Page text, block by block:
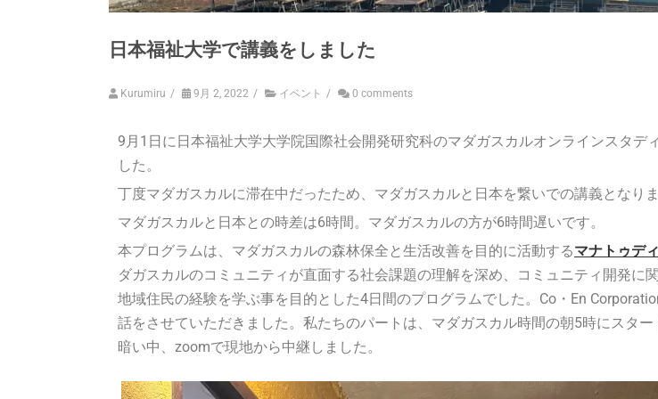
日本福祉大学で講義をしました
Kurumiru / 9月 2, 2022 / イベント / 0 comments
9月1日に日本福祉大学大学院国際社会開発研究科のマダガスカルオンラインスタデ
した。
丁度マダガスカルに滞在中だったため、マダガスカルと日本を繋いでの講義となりま
マダガスカルと日本との時差は6時間。マダガスカルの方が6時間遅いです。
本プログラムは、マダガスカルの森林保全と生活改善を目的に活動するマナトゥディ
ダガスカルのコミュニティが直面する社会課題の理解を深め、コミュニティ開発に関
地域住民の経験を学ぶ事を目的とした4日間のプログラムでした。 Co・En
話をさせていただきました。私たちのパートは、マダガスカル時間の朝5時にスタ
暗い中、zoomで現地から中継しました。